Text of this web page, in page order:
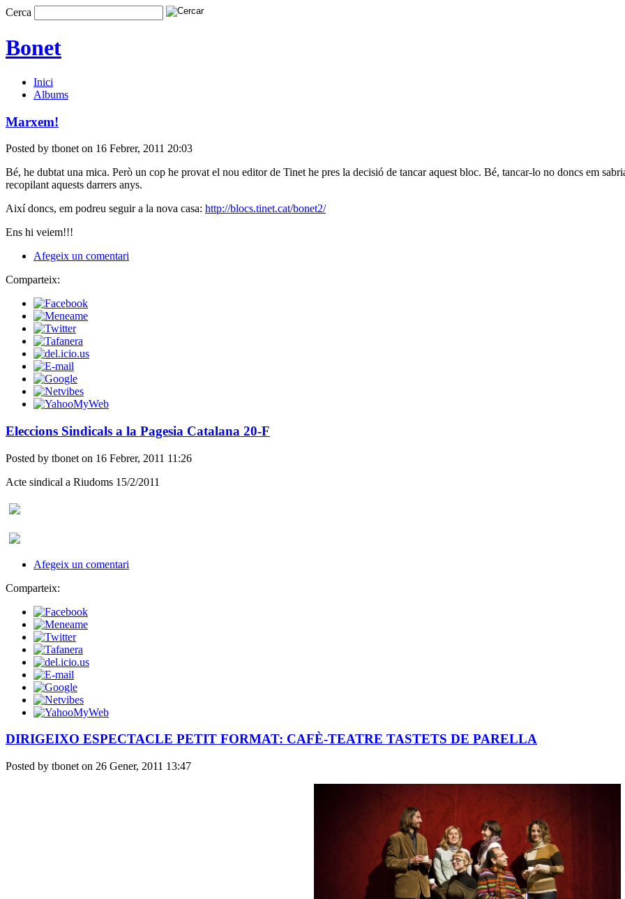
Cerca
Bonet
Inici
Albums
Marxem!
Posted by tbonet on 16 Febrer, 2011 20:03
Bé, he dubtat una mica. Però un cop he provat el nou editor de Tinet he pres la decisió de tancar aquest bloc. Bé, tancar-lo no doncs em
recopilant aquests darrers anys.
Així doncs, em podreu seguir a la nova casa: http://blocs.tinet.cat/bonet2/
Ens hi veiem!!!
Afegeix un comentari
Comparteix:
Eleccions Sindicals a la Pagesia Catalana 20-F
Posted by tbonet on 16 Febrer, 2011 11:26
Acte sindical a Riudoms 15/2/2011
Afegeix un comentari
Comparteix:
DIRIGEIXO ESPECTACLE PETIT FORMAT: CAFÈ-TEATRE TASTETS DE PARELLA
Posted by tbonet on 26 Gener, 2011 13:47